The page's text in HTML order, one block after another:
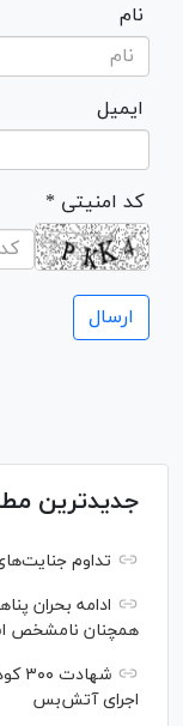
نام
ایمیل
* کد امنیتی
جدیدترین
تداوم
ادامه بحران
همچنان نامشخص
اجرای آتش‌بس